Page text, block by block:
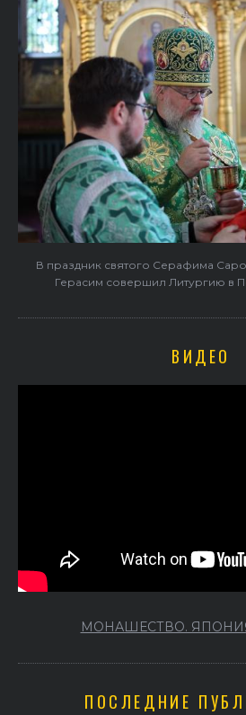
В праздник святого Серафима
Герасим совершил Литургию в
ВИДЕО
МОНАШЕСТВО.
ПОСЛЕДНИЕ